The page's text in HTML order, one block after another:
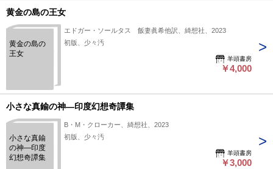
黄金の島の王女
黄金の島の
王女
エドガー・ソールタス 飯妻眞希他訳、綺想社、2023
初版、少々汚
羊頭書房
￥4,000
小さな真鍮の神―印度幻想奇譚集
小さな真鍮
の神―印度
幻想奇譚集
B・M・クローカー、綺想社、2023
初版、少々汚
羊頭書房
￥3,000